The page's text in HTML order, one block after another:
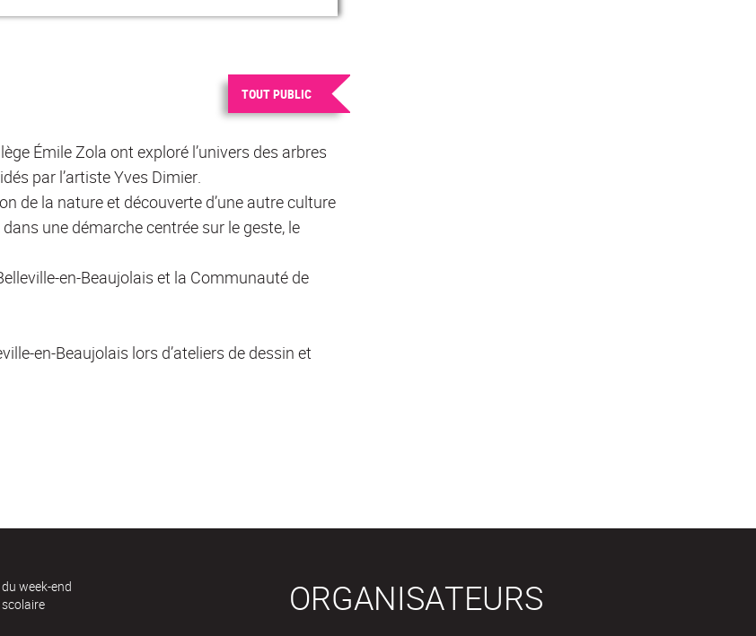
TOUT PUBLIC
Émile Zola ont exploré l’univers des arbres
par l’artiste Yves Dimier.
de la nature et découverte d’une autre culture
une démarche centrée sur le geste, le
en-Beaujolais et la Communauté de
en-Beaujolais lors d’ateliers de dessin et
week-end
ORGANISATEURS